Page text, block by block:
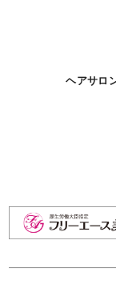
ヘアサロ